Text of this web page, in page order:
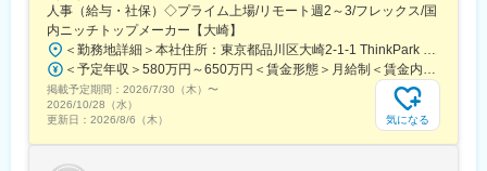
・育児休暇は男性女性共に100%
・ホワイト500認定＆健康経営銘柄2024認定
・独身寮（借り上げ社宅）5,000円/月や保育所の併設、名古屋や
奈良への無料シャトルバス、社員食堂やトレーニングジム、完備
など、社員を大切にする仕組みあり
・従業員向け保育園完備（ドイツやスウェーデン等欧州各国のお
人事（給与・社保）◇プライム上場/リモート週2～3/フレックス/国
内ニッチトップメーカー【大崎】
＜勤務地詳細＞本社住所：東京都品川区大崎2-1-1 ThinkPark Tower24F勤務地最寄駅：JR・りんかい線／大崎駅受動喫煙対策：屋内喫煙可能場所あり変更の範囲：会社の定める事業所（リモートワーク含む）
＜予定年収＞580万円～650万円＜賃金形態＞月給制＜賃金内訳＞月額（基本給）：320,000円～450,000円＜月給＞320,000円～450,000円＜昇給有無＞有＜残業手当＞有＜給与補足＞※経験・前職を考慮したうえで優遇します。※上記年収額は、残業代を加味した金額です。■賞与実績：年2回支給■昇給：年1回賃金はあくまでも目安の金額であり、選考を通じて上下する可能性があります。月給(月額)は固定手当を含めた表記です。
掲載予定期間： 2026/7/30（木） 〜
2026/10/28（水）
更新日： 2026/8/6（木） 気になる